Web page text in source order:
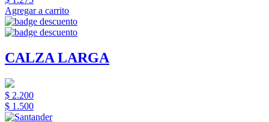
Agregar a carrito
CALZA LARGA
$ 2.200
$ 1.500